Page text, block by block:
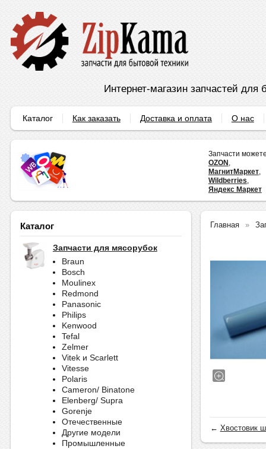
Интернет-магазин запчастей для
Каталог Как заказать Доставка и оплата О нас
Запчасти
OZON ,
МагнитМаркет,
Wildberries,
Яндекс Маркет
Каталог
Запчасти для мясорубок
Braun
Bosch
Moulinex
Redmond
Panasonic
Philips
Kenwood
Tefal
Zelmer
Vitek и Scarlett
Vitesse
Polaris
Cameron/ Binatone
Elenberg/ Supra
Gorenje
Отечественные
Другие модели
Промышленные
Главная
← Хвостовик